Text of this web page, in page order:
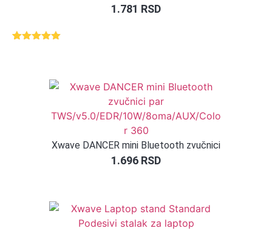
1.781 RSD
Xwave DANCER mini Bluetooth zvučnici
1.696 RSD